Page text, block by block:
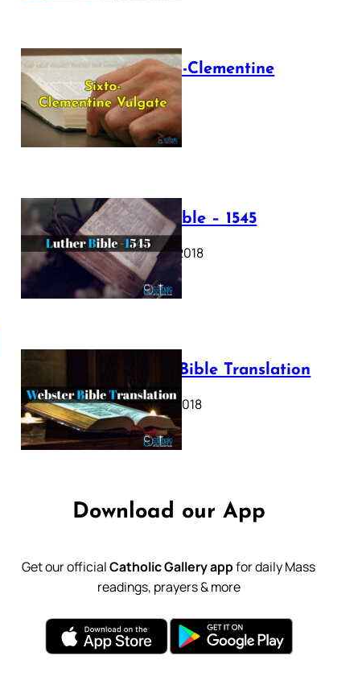
The Sixto-Clementine
Vulgate
July 12, 2025
Luther Bible – 1545
October 17, 2018
Webster Bible Translation
October 11, 2018
Download our App
Get our officialCatholic Gallery appfor daily Mass
readings, prayers & more